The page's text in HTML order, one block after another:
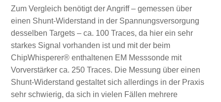
Zum Vergleich benötigt der Angriff – gemessen über
einen Shunt-Widerstand in der Spannungsversorgung
desselben Targets – ca. 100 Traces, da hier ein sehr
starkes Signal vorhanden ist und mit der beim
ChipWhisperer® enthaltenen EM Messsonde mit
Vorverstärker ca. 250 Traces. Die Messung über einen
Shunt-Widerstand gestaltet sich allerdings in der Praxis
sehr schwierig, da sich in vielen Fällen mehrere